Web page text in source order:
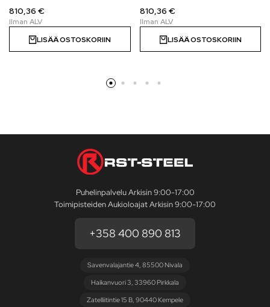
810,36 €
LISÄÄ OSTOSKORIIN
810,36 €
LISÄÄ OSTOSKORIIN
Puhelinpalvelu Arkisin 9:00-17:00
Toimipisteiden Aukioloajat Arkisin 9:00-17:00
+358 400 890 813
Savenvalajantie 4, 85500 Nivala
Haikanvuori 3, 33960 Pirkkala
Zatelliitintie 15 B, 90440 Kempele